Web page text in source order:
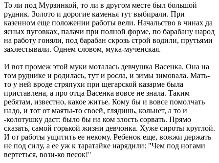
То ли под Мурзинкой, то ли в другом месте был большой
рудник. Золото и дорогие каменья тут выбирали. При
казенном еще положении работы вели. Начальство в чинах да
ясных пуговках, палачи при полной форме, по барабану народ
на работу гоняли, под барабан скрозь строй водили, прутьями
захлестывали. Однем словом, мука-мученская.
И вот промеж этой муки моталась девчушка Васенка. Она на
том руднике и родилась, тут и росла, и зимы зимовала. Мать-
то у ней вроде стряпухи при щегарской казарме была
приставлена, а про отца Васенка вовсе не знала. Таким
ребятам, известно, какое житье. Кому бы и вовсе помолчать
надо, и тот от маяты-то своей, глядишь, кольнет, а то и
-колотушку даст: было бы на ком злость сорвать. Прямо
сказать, самой горькой жизни девчонка. Хуже сироты круглой.
И от работы ущитить ее некому. Ребенок еще, вожжи держать
не под силу, а ее уж к таратайке нарядили: "Чем под ногами
вертеться, вози-ко песок!"